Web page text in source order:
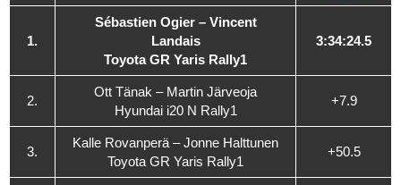
1.
Sébastien Ogier – Vincent
Landais
Toyota GR Yaris Rally1
3:34:24.5
2.
Ott Tänak – Martin Järveoja
Hyundai i20 N Rally1
+7.9
3.
Kalle Rovanperä – Jonne Halttunen
Toyota GR Yaris Rally1
+50.5